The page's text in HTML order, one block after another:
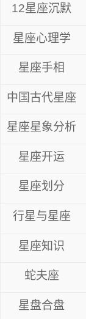
12星座沉默
星座心理学
星座手相
中国古代星座
星座星象分析
星座开运
星座划分
行星与星座
星座知识
蛇夫座
星盘合盘